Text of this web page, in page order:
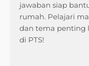
jawaban siap
rumah. Pelajari
dan tema penting
di PTS!